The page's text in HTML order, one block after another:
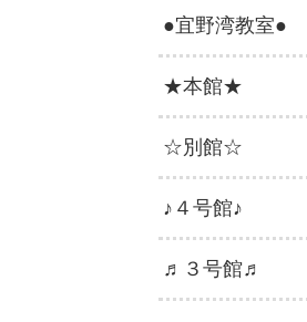
●宜野湾教室●
★本館★
☆別館☆
♪４号館♪
♬３号館♬